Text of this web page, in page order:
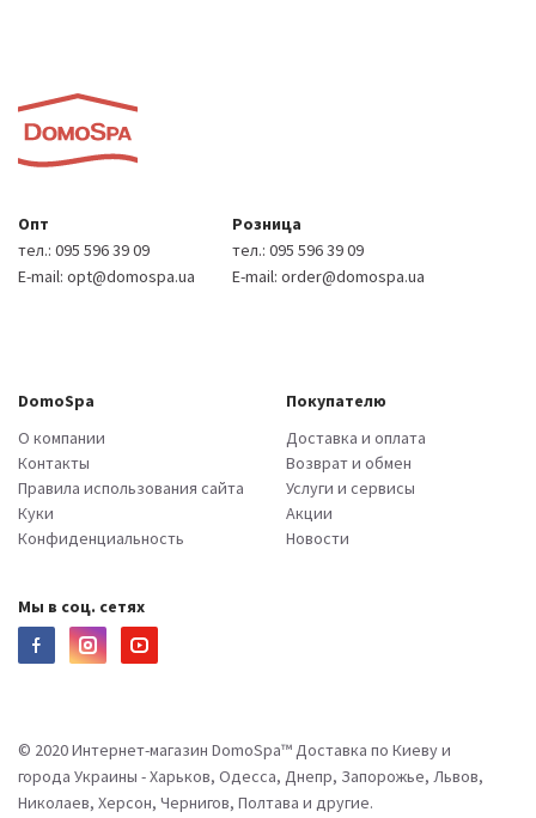
Опт
тел.: 095 596 39 09
E-mail: opt@domospa.ua
Розница
тел.: 095 596 39 09
E-mail: order@domospa.ua
DomoSpa
О компании
Контакты
Правила использования сайта
Куки
Конфиденциальность
Покупателю
Доставка и оплата
Возврат и обмен
Услуги и сервисы
Акции
Новости
Мы в соц. сетях
© 2020 Интернет-магазин DomoSpa™ Доставка по Киеву и
города Украины - Харьков, Одесса, Днепр, Запорожье, Львов,
Николаев, Херсон, Чернигов, Полтава и другие.